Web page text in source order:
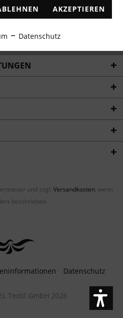
und zzgl. Versandkosten, wenn
beschrieben
Datenschutz
Textil GmbH 2026
Inaktiv
Inaktiv
AKZEPTIEREN
Datenschutz